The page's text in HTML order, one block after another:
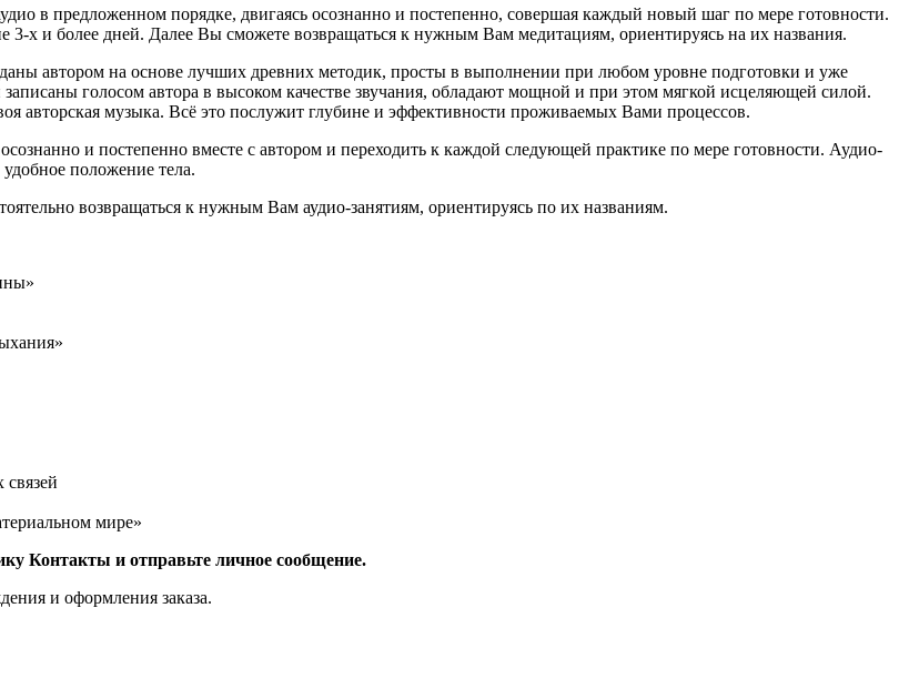
в предложенном порядке, двигаясь осознанно и постепенно, совершая каждый новый шаг по мере готовности.
3-х и более дней. Далее Вы сможете возвращаться к нужным Вам медитациям, ориентируясь на их названия.
автором на основе лучших древних методик, просты в выполнении при любом уровне подготовки и уже
голосом автора в высоком качестве звучания, обладают мощной и при этом мягкой исцеляющей силой.
авторская музыка. Всё это послужит глубине и эффективности проживаемых Вами процессов.
и постепенно вместе с автором и переходить к каждой следующей практике по мере готовности. Аудио-
положение тела.
возвращаться к нужным Вам аудио-занятиям, ориентируясь по их названиям.
связей
мире»
Контакты и отправьте личное сообщение.
и оформления заказа.